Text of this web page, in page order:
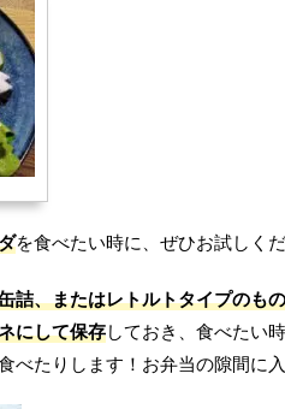
を食べたい時に、ぜひお試しくだ
詰、またはレトルトタイプのもの
にして保存しておき、食べたい
べたりします！お弁当の隙間に